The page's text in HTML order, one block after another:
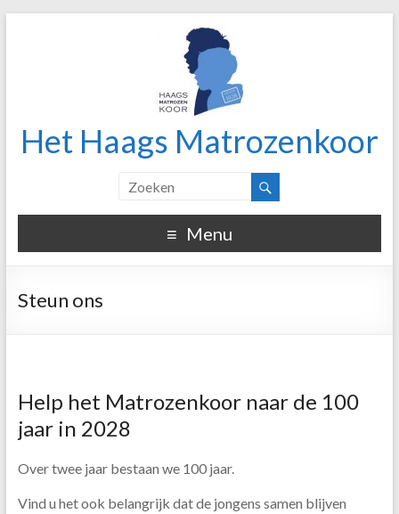
Het Haags Matrozenkoor
Menu
Steun ons
Help het Matrozenkoor naar de 100
jaar in 2028
Over twee jaar bestaan we 100 jaar.
Vind u het ook belangrijk dat de jongens samen blijven